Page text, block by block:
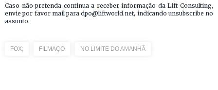
Caso não pretenda continua a receber informação da Lift Consulting,
envie por favor mail para dpo@liftworld.net, indicando unsubscribe no
assunto.
FOX; FILMAÇO NO LIMITE DO AMANHÃ